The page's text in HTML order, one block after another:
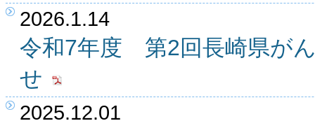
2026.1.14
令和7年度 第2回長崎県が
せ
2025.12.01